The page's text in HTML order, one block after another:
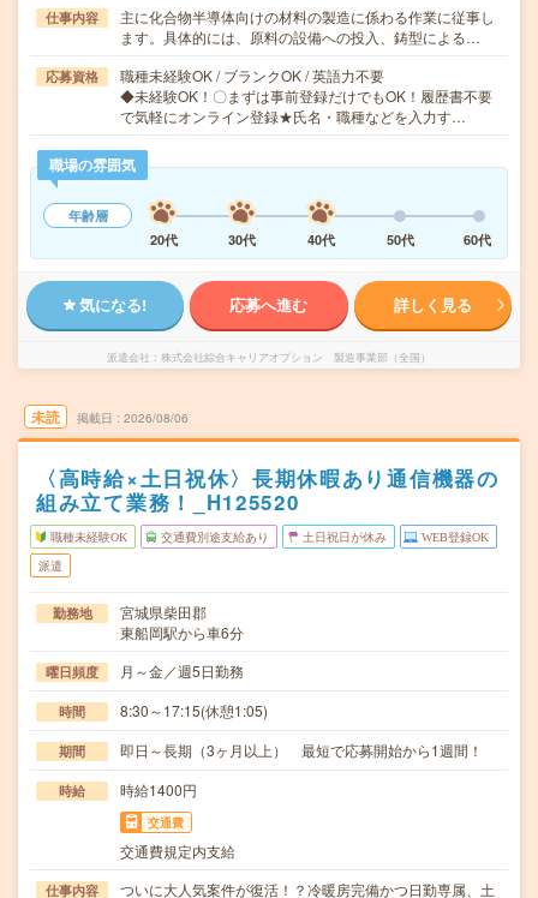
仕事内容
主に化合物半導体向けの材料の製造に係わる作業に従事し
ます。具体的には、原料の設備への投入、鋳型による…
応募資格
職種未経験OK / ブランクOK / 英語力不要
◆未経験OK！〇まずは事前登録だけでもOK！履歴書不要
で気軽にオンライン登録★氏名・職種などを入力す…
職場の雰囲気
年齢層
20代
30代 40代 50代 60代
気になる! 応募へ進む 詳しく見る
派遣会社 株式会社綜合キャリアオプション 製造事業部（全国）
未読 掲載日 2026/08/06
〈高時給×土日祝休〉長期休暇あり通信機器の
組み立て業務！_H125520
職種未経験OK 交通費別途支給あり 土日祝日が休み WEB登録OK
派遣
勤務地
宮城県柴田郡
東船岡駅から車6分
曜日頻度 月～金／週5日勤務
時間 8:30～17:15(休憩1:05)
期間 即日～長期（3ヶ月以上） 最短で応募開始から1週間！
時給 時給1400円
交通費
交通費規定内支給
仕事内容
ついに大人気案件が復活！？冷暖房完備かつ日勤専属、土